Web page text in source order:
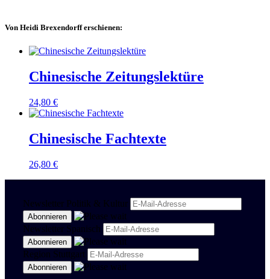
Von Heidi Brexendorff erschienen:
Chinesische Zeitungslektüre
24,80 €
Chinesische Fachtexte
26,80 €
Newsletter Politik & Kultur
Newsletter Spanisch
Region Stuttgart